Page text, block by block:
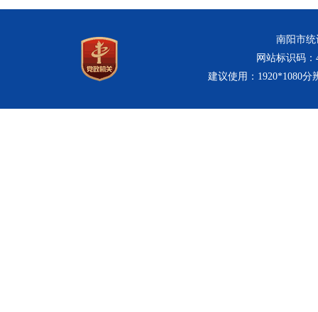
南阳市统
网站标识码：
建议使用：1920*1080